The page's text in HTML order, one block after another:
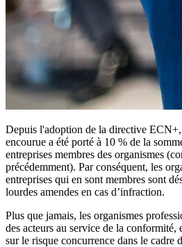
Depuis l'adoption de la directive
encourue a été porté à 10 % de la
entreprises membres des organismes
précédemment). Par conséquent, les
entreprises qui en sont membres sont
lourdes amendes en cas d’infraction.
Plus que jamais, les organismes
des acteurs au service de la conformité,
sur le risque concurrence dans le cadre